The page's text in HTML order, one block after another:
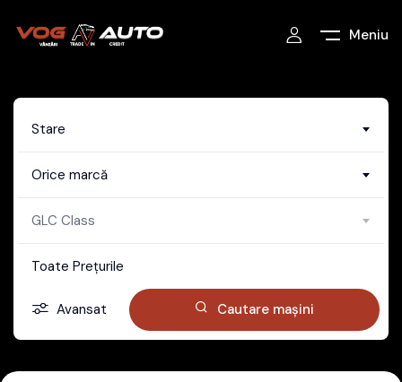
Meniu
Stare
Orice marcă
GLC Class
Toate Prețurile
Avansat Cautare mașini